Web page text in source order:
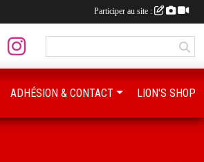
ADHÉSION & CONTACT LION'S SHOP
Participer au site :